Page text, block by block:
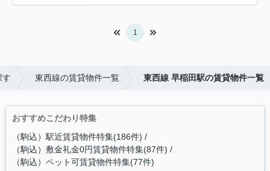
1
す 東西線の賃貸物件一覧 東西線 早稲田駅の賃貸物件一覧
おすすめこだわり特集
（駒込）駅近賃貸物件特集(186件)
（駒込）敷金礼金0円賃貸物件特集(87件)
（駒込）ペット可賃貸物件特集(77件)